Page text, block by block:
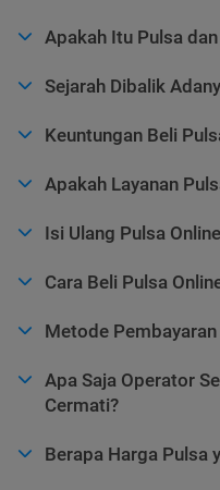
Apakah Itu Pulsa
Sejarah Dibalik
Keuntungan Beli
Apakah Layanan
Isi Ulang Pulsa
Cara Beli Pulsa
Metode
Apa Saja Operator
Cermati?
Berapa Harga Pulsa